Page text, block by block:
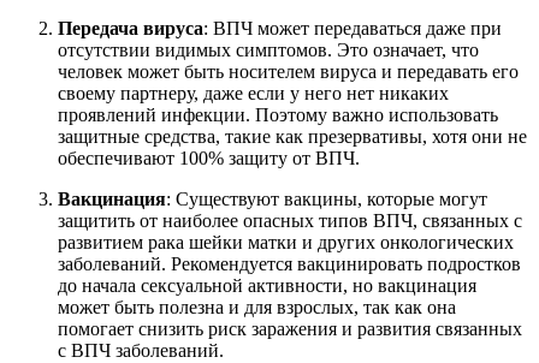
Передача вируса: ВПЧ может передаваться даже при
отсутствии видимых симптомов. Это означает, что
человек может быть носителем вируса и передавать его
своему партнеру, даже если у него нет никаких
проявлений инфекции. Поэтому важно использовать
защитные средства, такие как презервативы, хотя они не
обеспечивают 100% защиту от ВПЧ.
Вакцинация: Существуют вакцины, которые могут
защитить от наиболее опасных типов ВПЧ, связанных с
развитием рака шейки матки и других онкологических
заболеваний. Рекомендуется вакцинировать подростков
до начала сексуальной активности, но вакцинация
может быть полезна и для взрослых, так как она
помогает снизить риск заражения и развития связанных
с ВПЧ заболеваний.